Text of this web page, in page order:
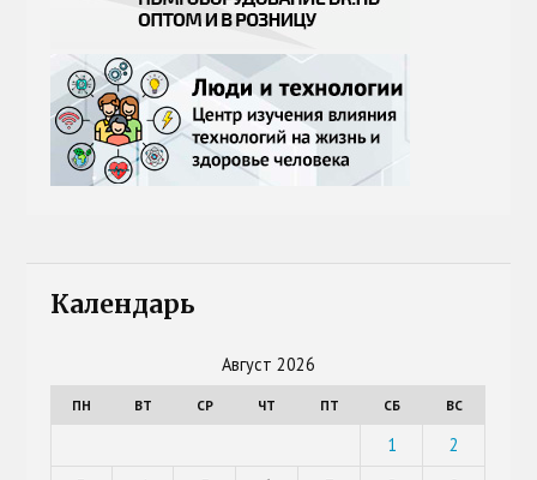
Календарь
Август 2026
ПН ВТ СР ЧТ ПТ СБ ВС
1
2